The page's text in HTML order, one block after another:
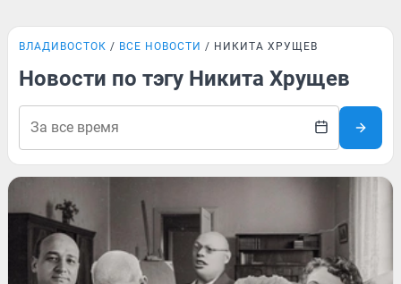
ВЛАДИВОСТОК ВСЕ НОВОСТИ НИКИТА ХРУЩЕВ
Новости по тэгу Никита Хрущев